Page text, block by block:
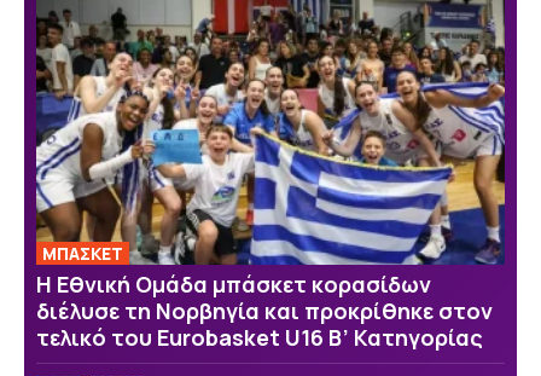
ΜΠΑΣΚΕΤ
Η Εθνική Ομάδα μπάσκετ κορασίδων
διέλυσε τη Νορβηγία και προκρίθηκε στον
τελικό του Eurobasket U16 Β’ Κατηγορίας